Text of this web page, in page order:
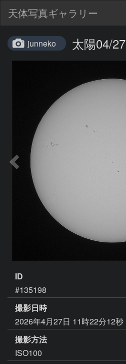
天体写真ギャラリー
junneko 太陽04/27
ID
#135198
撮影日時
2026年4月27日 11時22分12秒
撮影方法
ISO100